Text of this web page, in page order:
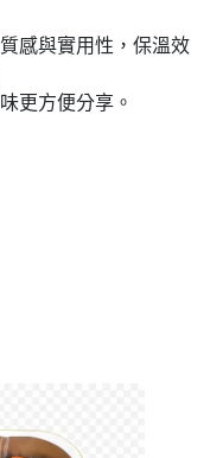
感與實用性，保溫效
更方便分享。